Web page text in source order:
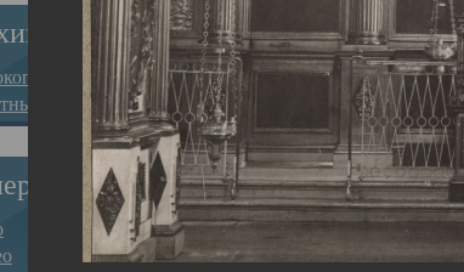
дел
ходы
оставался самым высоким
второе место, после
Один из самых больших и
портового города с
архангелогородской
Масштабность,
заслуженно выделяя из
иконостас украшенный
царскими вратами,
собой поистине